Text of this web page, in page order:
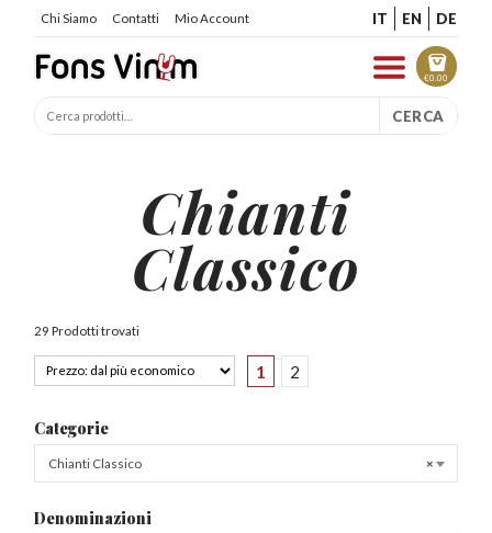
Chi Siamo Contatti Mio Account IT EN DE
€0.00
CERCA
Chianti
Classico
29 Prodotti trovati
1 2
Categorie
×
Chianti Classico
Denominazioni